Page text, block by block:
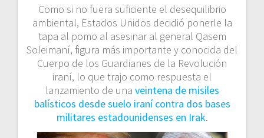
Como si no fuera suficiente el desequilibrio
ambiental, Estados Unidos decidió ponerle la
tapa al pomo al asesinar al general Qasem
Soleimaní, figura más importante y conocida del
Cuerpo de los Guardianes de la Revolución
iraní, lo que trajo como respuesta el
lanzamiento de una veintena de misiles
balísticos desde suelo iraní contra dos bases
militares estadounidenses en Irak.